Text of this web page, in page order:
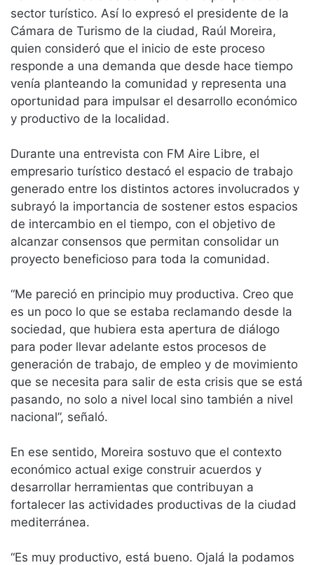
sector turístico. Así lo expresó el presidente de la
Cámara de Turismo de la ciudad, Raúl Moreira,
quien consideró que el inicio de este proceso
responde a una demanda que desde hace tiempo
venía planteando la comunidad y representa una
oportunidad para impulsar el desarrollo económico
y productivo de la localidad.
Durante una entrevista con FM Aire Libre, el
empresario turístico destacó el espacio de trabajo
generado entre los distintos actores involucrados y
subrayó la importancia de sostener estos espacios
de intercambio en el tiempo, con el objetivo de
alcanzar consensos que permitan consolidar un
proyecto beneficioso para toda la comunidad.
“Me pareció en principio muy productiva. Creo que
es un poco lo que se estaba reclamando desde la
sociedad, que hubiera esta apertura de diálogo
para poder llevar adelante estos procesos de
generación de trabajo, de empleo y de movimiento
que se necesita para salir de esta crisis que se está
pasando, no solo a nivel local sino también a nivel
nacional”, señaló.
En ese sentido, Moreira sostuvo que el contexto
económico actual exige construir acuerdos y
desarrollar herramientas que contribuyan a
fortalecer las actividades productivas de la ciudad
mediterránea.
“Es muy productivo, está bueno. Ojalá la podamos